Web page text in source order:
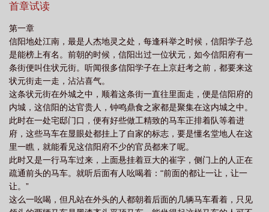
璇还不知，她的人生已是奏响了一曲凤平调这是蒋牧童的专栏哦，
首章试读
第一章
信阳地处江南，最是人杰地灵之处，每逢科举之时候，信阳学子总
是能榜上有名。前朝的时候，信阳出过一位状元，如今信阳府有一
条街便叫住状元街。听闻很多信阳学子在上京赶考之前，都要来这
状元街走一走，沾沾喜气。
这条状元街在外城之中，顺着这条街一直往里面走，便是信阳府的
内城，这信阳的达官贵人，钟鸣鼎食之家都是聚集在这内城之中。
此时在一处宅邸门口，便有好些做工精致的马车正排着队等着进
府，这些马车在显眼处都挂上了自家的标志，要是懂名堂地人在这
里一瞧，就能看见这信阳府不少的官员都来了呢。
此时又是一行马车过来，上面悬挂着豆大的崔字，侧门上的人正在
疏通前头的马车。就听后面有人吆喝着：“前面的都让一让，让一
让。”
这么一吆喝，但凡站在外头的人都朝着后面的几辆马车看着，只见